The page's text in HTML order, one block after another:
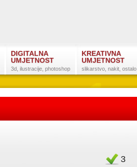
DIGITALNA
UMJETNOST
3d, ilustracije, photoshop
KREATIVNA
UMJETNOST
slikarstvo, nakit, ostalo
3